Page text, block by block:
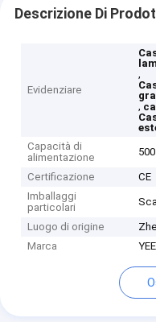
Descrizione Di
Evidenziare
,
,
Capacità di
alimentazione
Certificazione
CE
Imballaggi
particolari
Luogo di origine
Marca